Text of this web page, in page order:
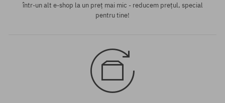
într-un alt e-shop la un preț mai mic - reducem prețul, special
pentru tine!